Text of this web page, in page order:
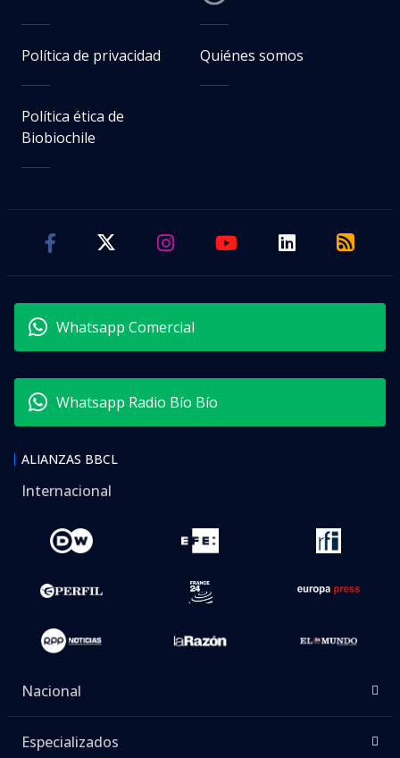
Política de privacidad Quiénes somos
Política ética de
Biobiochile
Whatsapp Comercial
Whatsapp Radio Bío Bío
ALIANZAS BBCL
Internacional
Nacional
Especializados